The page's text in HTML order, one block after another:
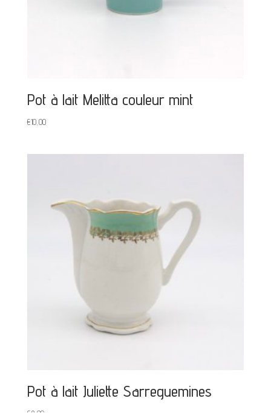
Pot à lait Melitta couleur mint
€10,00
Pot à lait Juliette Sarreguemines